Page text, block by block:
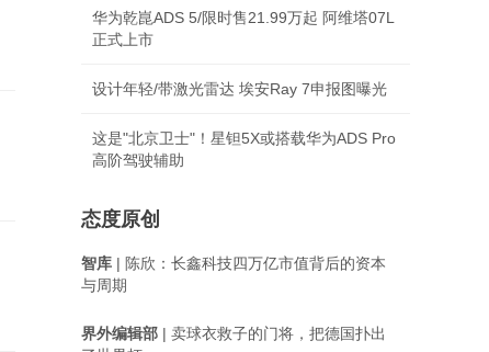
华为乾崑ADS 5/限时售21.99万起 阿维塔07L
正式上市
设计年轻/带激光雷达 埃安Ray 7申报图曝光
这是"北京卫士"！星钽5X或搭载华为ADS Pro
高阶驾驶辅助
态度原创
智库 | 陈欣：长鑫科技四万亿市值背后的资本
与周期
界外编辑部 | 卖球衣救子的门将，把德国扑出